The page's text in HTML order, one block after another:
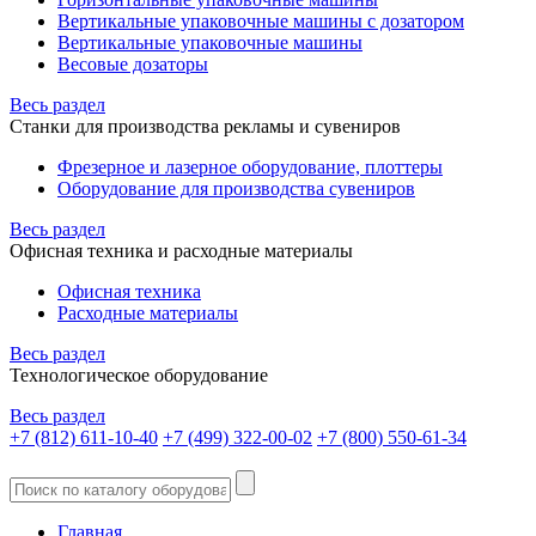
Вертикальные упаковочные машины с дозатором
Вертикальные упаковочные машины
Весовые дозаторы
Весь раздел
Станки для производства рекламы и сувениров
Фрезерное и лазерное оборудование, плоттеры
Оборудование для производства сувениров
Весь раздел
Офисная техника и расходные материалы
Офисная техника
Расходные материалы
Весь раздел
Технологическое оборудование
Весь раздел
+7 (812) 611-10-40 +7 (499) 322-00-02 +7 (800) 550-61-34
Главная